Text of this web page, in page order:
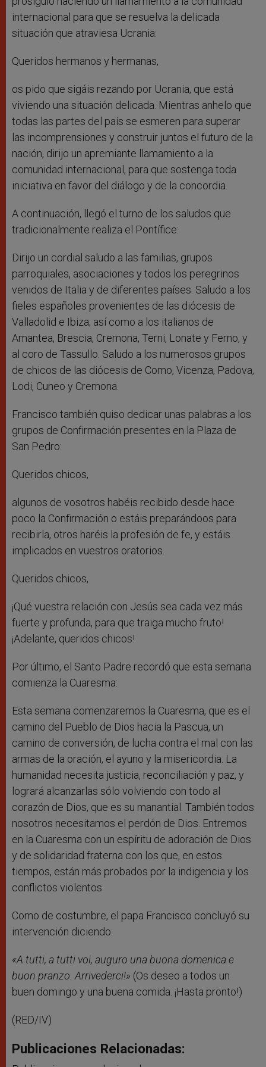
internacional para que se resuelva la delicada
situación que atraviesa Ucrania:
Queridos hermanos y hermanas,
os pido que sigáis rezando por Ucrania, que está
viviendo una situación delicada. Mientras anhelo que
todas las partes del país se esmeren para superar
las incomprensiones y construir juntos el futuro de la
nación, dirijo un apremiante llamamiento a la
comunidad internacional, para que sostenga toda
iniciativa en favor del diálogo y de la concordia.
A continuación, llegó el turno de los saludos que
tradicionalmente realiza el Pontífice:
Dirijo un cordial saludo a las familias, grupos
parroquiales, asociaciones y todos los peregrinos
venidos de Italia y de diferentes países. Saludo a los
fieles españoles provenientes de las diócesis de
Valladolid e Ibiza; así como a los italianos de
Amantea, Brescia, Cremona, Terni, Lonate y Ferno, y
al coro de Tassullo. Saludo a los numerosos grupos
de chicos de las diócesis de Como, Vicenza, Padova,
Lodi, Cuneo y Cremona.
Francisco también quiso dedicar unas palabras a los
grupos de Confirmación presentes en la Plaza de
San Pedro:
Queridos chicos,
algunos de vosotros habéis recibido desde hace
poco la Confirmación o estáis preparándoos para
recibirla, otros haréis la profesión de fe, y estáis
implicados en vuestros oratorios.
Queridos chicos,
¡Qué vuestra relación con Jesús sea cada vez más
fuerte y profunda, para que traiga mucho fruto!
¡Adelante, queridos chicos!
Por último, el Santo Padre recordó que esta semana
comienza la Cuaresma:
Esta semana comenzaremos la Cuaresma, que es el
camino del Pueblo de Dios hacia la Pascua, un
camino de conversión, de lucha contra el mal con las
armas de la oración, el ayuno y la misericordia. La
humanidad necesita justicia, reconciliación y paz, y
logrará alcanzarlas sólo volviendo con todo al
corazón de Dios, que es su manantial. También todos
nosotros necesitamos el perdón de Dios. Entremos
en la Cuaresma con un espíritu de adoración de Dios
y de solidaridad fraterna con los que, en estos
tiempos, están más probados por la indigencia y los
conflictos violentos.
Como de costumbre, el papa Francisco concluyó su
intervención diciendo:
«A tutti, a tutti voi, auguro una buona domenica e
buon pranzo. Arrivederci!» (Os deseo a todos un
buen domingo y una buena comida. ¡Hasta pronto!)
(RED/IV)
Publicaciones Relacionadas: